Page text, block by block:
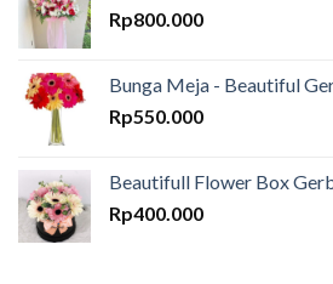
Rp800.000
Bunga Meja - Beautiful
Rp550.000
Beautifull Flower Box
Rp400.000